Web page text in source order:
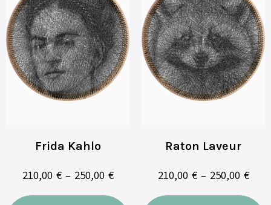
Frida Kahlo
210,00 €– 250,00 €
Raton Laveur
210,00 €– 250,00 €